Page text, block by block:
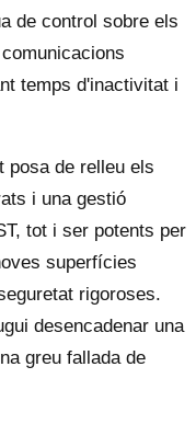
de control sobre els
temps d'inactivitat i
posa de relleu els
i una gestió
tot i ser potents per
superfícies
rigoroses.
desencadenar una
greu fallada de